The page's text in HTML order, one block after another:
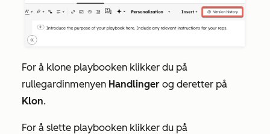
For å klone playbooken klikker du på
rullegardinmenyen Handlinger og deretter på
Klon.
For å slette playbooken klikker du på